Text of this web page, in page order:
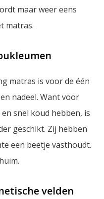
maar weer eens
matras.
matras is voor de één
nadeel. Want voor
en snel koud hebben, is
geschikt. Zij hebben
een beetje vasthoudt.
velden